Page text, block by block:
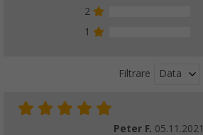
2
1
Filtrare Data
Peter F. 05.11.2021